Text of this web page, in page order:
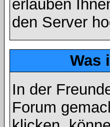
erlauben
den Server
Was
In der
Forum